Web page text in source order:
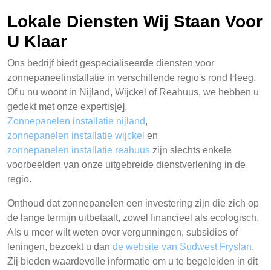
Lokale Diensten Wij Staan Voor
U Klaar
Ons bedrijf biedt gespecialiseerde diensten voor
zonnepaneelinstallatie in verschillende regio's rond Heeg.
Of u nu woont in Nijland, Wijckel of Reahuus, we hebben u
gedekt met onze expertis[e].
Zonnepanelen installatie nijland,
zonnepanelen installatie wijckel en
zonnepanelen installatie reahuus zijn slechts enkele
voorbeelden van onze uitgebreide dienstverlening in de
regio.
Onthoud dat zonnepanelen een investering zijn die zich op
de lange termijn uitbetaalt, zowel financieel als ecologisch.
Als u meer wilt weten over vergunningen, subsidies of
leningen, bezoekt u dan de website van Sudwest Fryslan.
Zij bieden waardevolle informatie om u te begeleiden in dit